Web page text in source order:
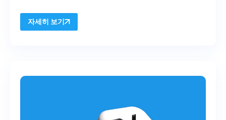
자세히 보기